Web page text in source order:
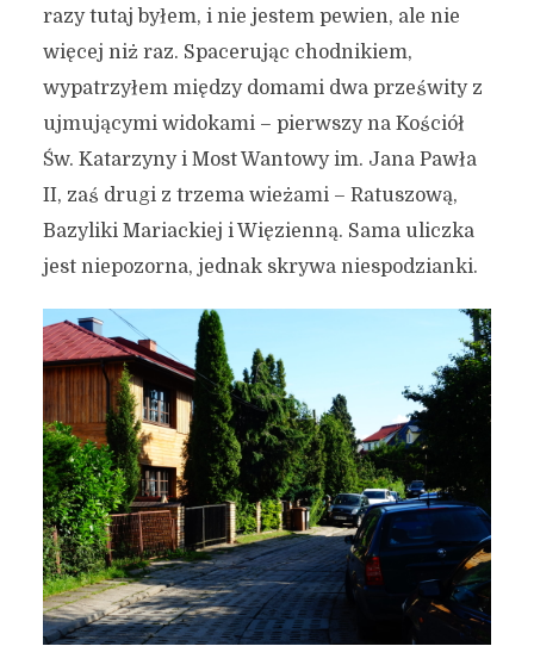
razy tutaj byłem, i nie jestem pewien, ale nie
więcej niż raz. Spacerując chodnikiem,
wypatrzyłem między domami dwa prześwity z
ujmującymi widokami – pierwszy na Kościół
Św. Katarzyny i Most Wantowy im. Jana Pawła
II, zaś drugi z trzema wieżami – Ratuszową,
Bazyliki Mariackiej i Więzienną. Sama uliczka
jest niepozorna, jednak skrywa niespodzianki.